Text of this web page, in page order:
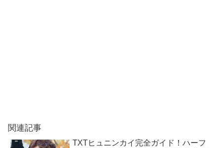
関連記事
TXTヒュニンカイ完全ガイド！ハーフ